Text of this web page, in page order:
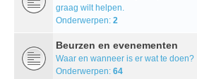
graag wilt helpen.
Onderwerpen: 2
Beurzen en evenementen
Waar en wanneer is er wat te doen?
Onderwerpen: 64